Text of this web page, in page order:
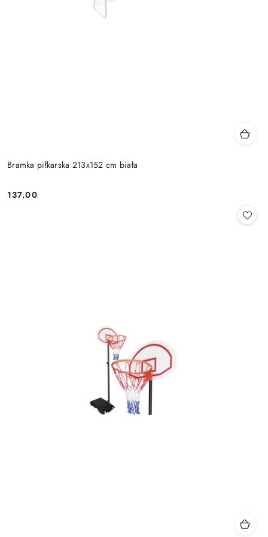
Bramka piłkarska 213x152 cm biała
Cena:
137.00